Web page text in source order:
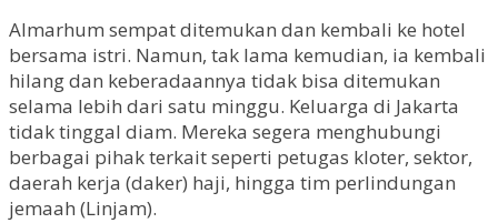
Almarhum sempat ditemukan dan kembali ke hotel
bersama istri. Namun, tak lama kemudian, ia kembali
hilang dan keberadaannya tidak bisa ditemukan
selama lebih dari satu minggu. Keluarga di Jakarta
tidak tinggal diam. Mereka segera menghubungi
berbagai pihak terkait seperti petugas kloter, sektor,
daerah kerja (daker) haji, hingga tim perlindungan
jemaah (Linjam).